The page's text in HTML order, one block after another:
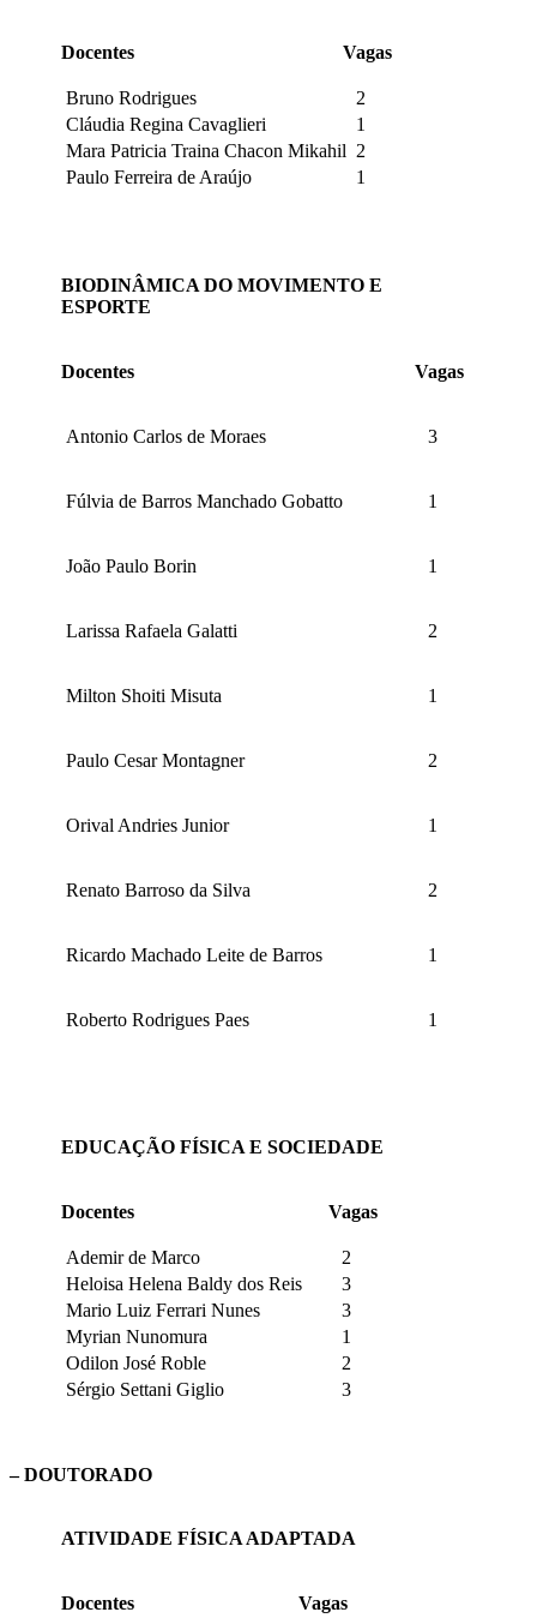
Docentes Vagas
Bruno Rodrigues
2
Cláudia Regina Cavaglieri
1
Mara Patricia Traina Chacon Mikahil 2
Paulo Ferreira de Araújo
1
BIODINÂMICA DO MOVIMENTO E
ESPORTE
Docentes Vagas
Antonio Carlos de Moraes 3
Fúlvia de Barros Manchado Gobatto 1
João Paulo Borin 1
Larissa Rafaela Galatti 2
Milton Shoiti Misuta 1
Paulo Cesar Montagner 2
Orival Andries Junior 1
Renato Barroso da Silva 2
Ricardo Machado Leite de Barros 1
Roberto Rodrigues Paes 1
EDUCAÇÃO FÍSICA E SOCIEDADE
Docentes Vagas
Ademir de Marco
2
Heloisa Helena Baldy dos Reis
3
Mario Luiz Ferrari Nunes
3
Myrian Nunomura
1
Odilon José Roble
2
Sérgio Settani Giglio
3
– DOUTORADO
ATIVIDADE FÍSICA ADAPTADA
Docentes Vagas